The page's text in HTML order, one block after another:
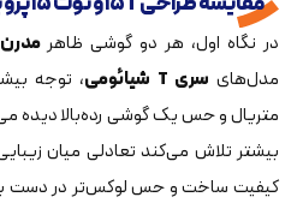
در نگاه اول، هر دو گوشی ظاهر
مدل‌های سری T شیائومی
، توجه
متریال و حس یک گوشی رده‌بالا دیده
بیشتر تلاش می‌کند تعادلی میان